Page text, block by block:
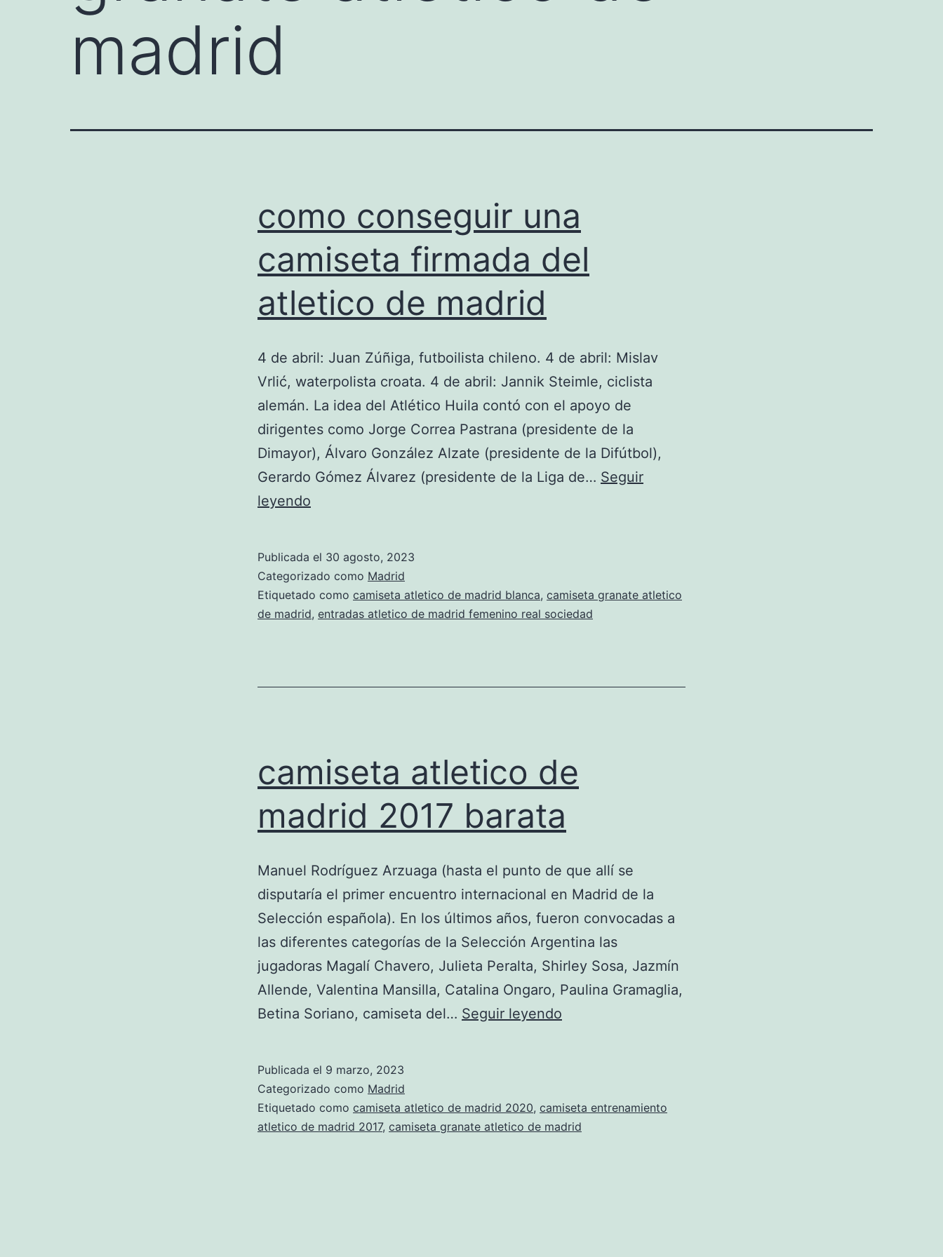
madrid
como conseguir una
camiseta firmada del
atletico de madrid
4 de abril: Juan Zúñiga, futboilista chileno. 4 de abril: Mislav
Vrlić, waterpolista croata. 4 de abril: Jannik Steimle, ciclista
alemán. La idea del Atlético Huila contó con el apoyo de
dirigentes como Jorge Correa Pastrana (presidente de la
Dimayor), Álvaro González Alzate (presidente de la Difútbol),
Gerardo Gómez Álvarez (presidente de la Liga de… Seguir
leyendo
camiseta
firmada
del
madrid
Publicada el 30 agosto, 2023
Categorizado como Madrid
Etiquetado como camiseta atletico de madrid blanca, camiseta granate atletico
de madrid, entradas atletico de madrid femenino real sociedad
camiseta atletico de
madrid 2017 barata
Manuel Rodríguez Arzuaga (hasta el punto de que allí se
disputaría el primer encuentro internacional en Madrid de la
Selección española). En los últimos años, fueron convocadas a
las diferentes categorías de la Selección Argentina las
jugadoras Magalí Chavero, Julieta Peralta, Shirley Sosa, Jazmín
Allende, Valentina Mansilla, Catalina Ongaro, Paulina Gramaglia,
Betina Soriano, camiseta del… Seguir leyendo
2017
barata
Publicada el 9 marzo, 2023
Categorizado como Madrid
Etiquetado como camiseta atletico de madrid 2020, camiseta entrenamiento
atletico de madrid 2017, camiseta granate atletico de madrid